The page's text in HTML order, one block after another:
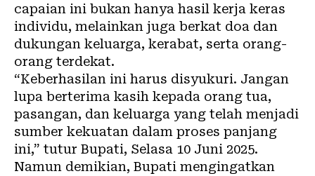
capaian ini bukan hanya hasil kerja keras
individu, melainkan juga berkat doa dan
dukungan keluarga, kerabat, serta orang-
orang terdekat.
“Keberhasilan ini harus disyukuri. Jangan
lupa berterima kasih kepada orang tua,
pasangan, dan keluarga yang telah menjadi
sumber kekuatan dalam proses panjang
ini,” tutur Bupati, Selasa 10 Juni 2025.
Namun demikian, Bupati mengingatkan